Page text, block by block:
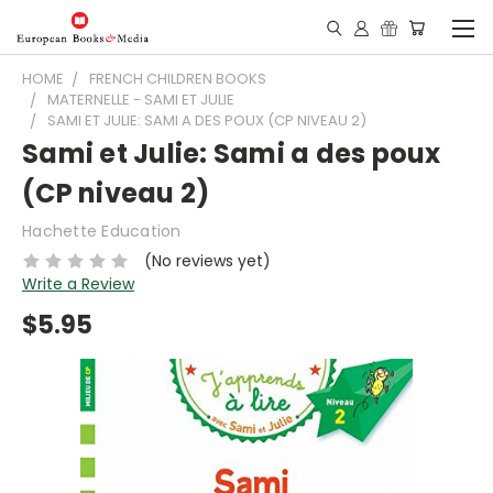
HOME
FRENCH CHILDREN BOOKS
MATERNELLE - SAMI ET JULIE
SAMI ET JULIE: SAMI A DES POUX (CP NIVEAU 2)
Sami et Julie: Sami a des poux
(CP niveau 2)
Hachette Education
(No reviews yet)
Write a Review
$5.95